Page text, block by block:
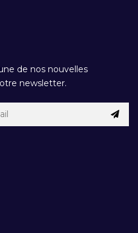
de nos nouvelles
newsletter.